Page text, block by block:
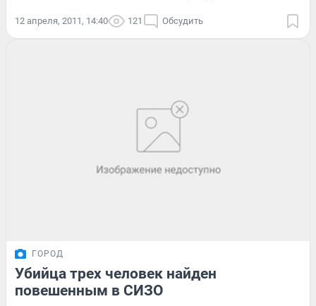
12 апреля, 2011, 14:40 121 Обсудить
ГОРОД
Убийца трех человек найден
повешенным в СИЗО